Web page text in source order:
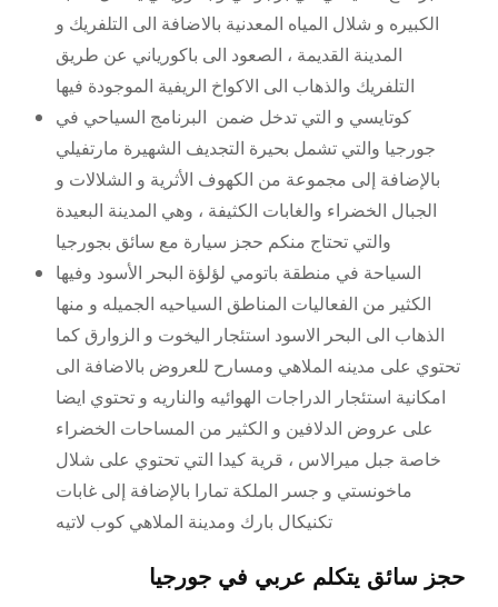
الكبيره و شلال المياه المعدنية بالاضافة الى التلفريك و
المدينة القديمة ، الصعود الى باكورياني عن طريق
التلفريك والذهاب الى الاكواخ الريفية الموجودة فيها
كوتايسي و التي تدخل ضمن البرنامج السياحي في
جورجيا والتي تشمل بحيرة التجديف الشهيرة مارتفيلي
بالإضافة إلى مجموعة من الكهوف الأثرية و الشلالات و
الجبال الخضراء والغابات الكثيفة ، وهي المدينة البعيدة
والتي تحتاج منكم حجز سيارة مع سائق بجورجيا
السياحة في منطقة باتومي لؤلؤة البحر الأسود وفيها
الكثير من الفعاليات المناطق السياحيه الجميله و منها
الذهاب الى البحر الاسود استئجار اليخوت و الزوارق كما
تحتوي على مدينه الملاهي ومسارح للعروض بالاضافة الى
امكانية استئجار الدراجات الهوائيه والناريه و تحتوي ايضا
على عروض الدلافين و الكثير من المساحات الخضراء
خاصة جبل ميرالاس ، قرية كيدا التي تحتوي على شلال
ماخونستي و جسر الملكة تمارا بالإضافة إلى غابات
تكنيكال بارك ومدينة الملاهي كوب لاتيه
حجز سائق يتكلم عربي في جورجيا